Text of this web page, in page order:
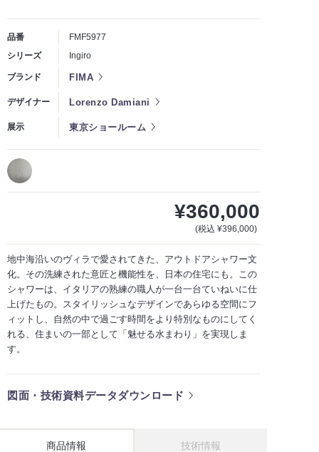
品番
FMF5977
シリーズ
Ingiro
ブランド FIMA
デザイナー Lorenzo Damiani
展示 東京ショールーム
¥360,000
(税込 ¥396,000)
地中海沿いのヴィラで愛されてきた、アウトドアシャワー文
化。その洗練された意匠と機能性を、日本の住宅にも。この
シャワーは、イタリアの熟練の職人が一台一台ていねいに仕
上げたもの。スタイリッシュなデザインであらゆる空間にフ
ィットし、自然の中で過ごす時間をより特別なものにしてく
れる、住まいの一部として「魅せる水まわり」を実現しま
す。
図面・技術資料データダウンロード
商品情報 技術情報